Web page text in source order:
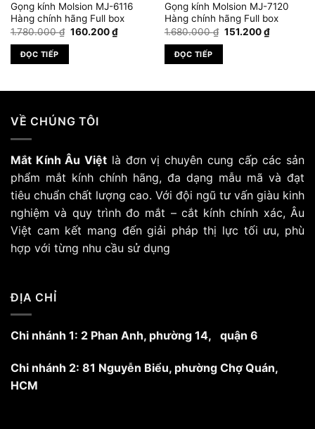
Gọng kính Molsion MJ-6116
Hàng chính hãng Full box
1.780.000₫ Giá
160.200₫Giá
hiện
160.200 ₫.
ĐỌC TIẾP
Gọng kính Molsion MJ-7120
Hàng chính hãng Full box
1.680.000₫ Giá
151.200₫Giá
hiện
ĐỌC TIẾP
₫.
VỀ CHÚNG TÔI
Mắt Kính Âu Việt là đơn vị chuyên cung cấp các sản
phẩm mắt kính chính hãng, đa dạng mẫu mã và đạt
tiêu chuẩn chất lượng cao. Với đội ngũ tư vấn giàu kinh
nghiệm và quy trình đo mắt – cắt kính chính xác, Âu
Việt cam kết mang đến giải pháp thị lực tối ưu, phù
hợp với từng nhu cầu sử dụng
ĐỊA CHỈ
Chi nhánh 1: 2 Phan Anh, phường 14, quận 6
Chi nhánh 2: 81 Nguyễn Biểu, phường Chợ Quán,
HCM